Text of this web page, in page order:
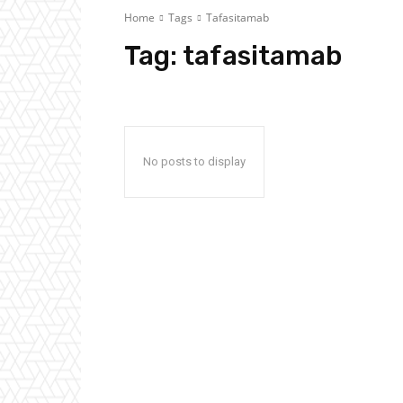
Home Tags Tafasitamab
Tag: tafasitamab
No posts to display